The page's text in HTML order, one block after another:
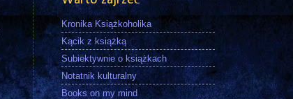
Kronika Książkoholika
Kącik z książką
Subiektywnie o książkach
Notatnik kulturalny
Books on my mind